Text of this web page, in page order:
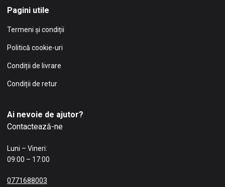
Pagini utile
Termeni și condiții
Politică cookie-uri
Condiții de livrare
Condiții de retur
Ai nevoie de ajutor?
Contactează-ne
Luni – Vineri:
09:00 – 17:00
0771688003